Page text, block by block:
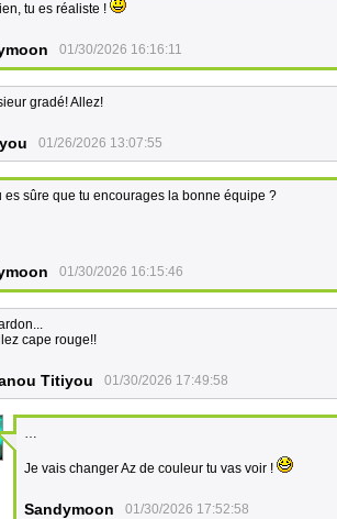
tu es réaliste !
01/30/2026 16:16:11
gradé! Allez!
01/26/2026 13:07:55
es sûre que tu encourages la bonne équipe ?
01/30/2026 16:15:46
cape rouge!!
Titiyou 01/30/2026 17:49:58
…
Je vais changer Az de couleur tu vas voir !
Sandymoon 01/30/2026 17:52:58